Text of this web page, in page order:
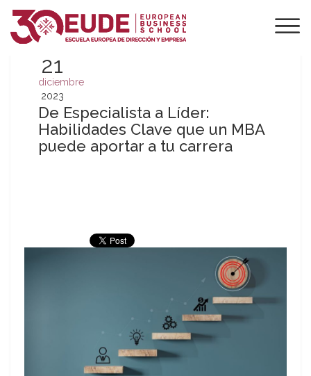
21
diciembre
2023
De Especialista a Líder:
Habilidades Clave que un MBA
puede aportar a tu carrera